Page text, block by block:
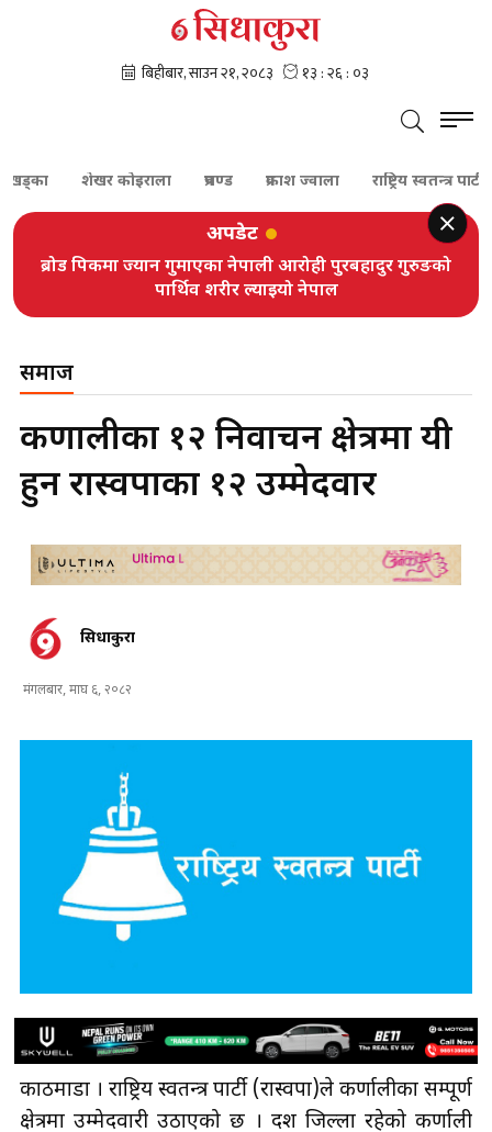
शेखर कोइराला प्रचण्ड प्रकाश ज्वाला राष्ट्रिय स्वतन्त्र पार्टी
अपडेट
ब्रोड पिकमा ज्यान गुमाएका नेपाली आरोही पुरबहादुर गुरुङको
पार्थिव शरीर ल्याइयो नेपाल
समाज
कर्णालीका १२ निर्वाचन क्षेत्रमा यी
हुन रास्वपाका १२ उम्मेदवार
सिधाकुरा
मंगलबार, माघ ६, २०८२
काठमाडौँ । राष्ट्रिय स्वतन्त्र पार्टी (रास्वपा)ले कर्णालीका सम्पूर्ण
क्षेत्रमा उम्मेदवारी उठाएको छ । दश जिल्ला रहेको कर्णाली